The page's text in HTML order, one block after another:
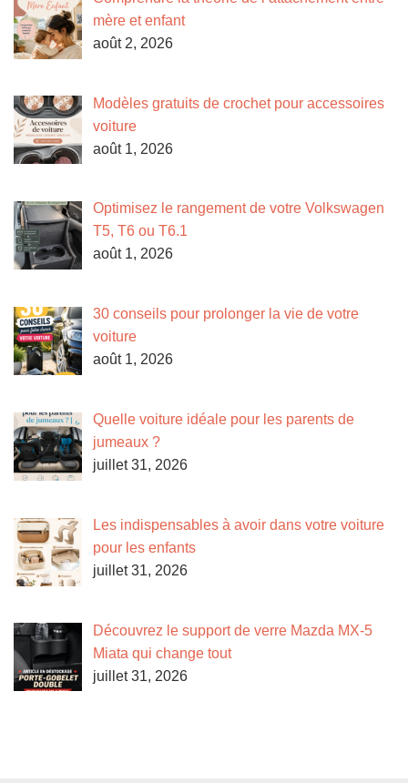
mère et enfant
août 2, 2026
Modèles gratuits de crochet pour accessoires
voiture
août 1, 2026
Optimisez le rangement de votre Volkswagen
T5, T6 ou T6.1
août 1, 2026
30 conseils pour prolonger la vie de votre
voiture
août 1, 2026
Quelle voiture idéale pour les parents de
jumeaux ?
juillet 31, 2026
Les indispensables à avoir dans votre voiture
pour les enfants
juillet 31, 2026
Découvrez le support de verre Mazda MX-5
Miata qui change tout
juillet 31, 2026